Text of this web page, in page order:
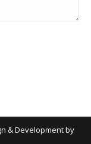
& Development by